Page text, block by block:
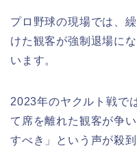
プロ野球の現場では、
けた観客が強制退場に
います。
2023年のヤクルト戦で
て席を離れた観客が争
すべき」という声が殺